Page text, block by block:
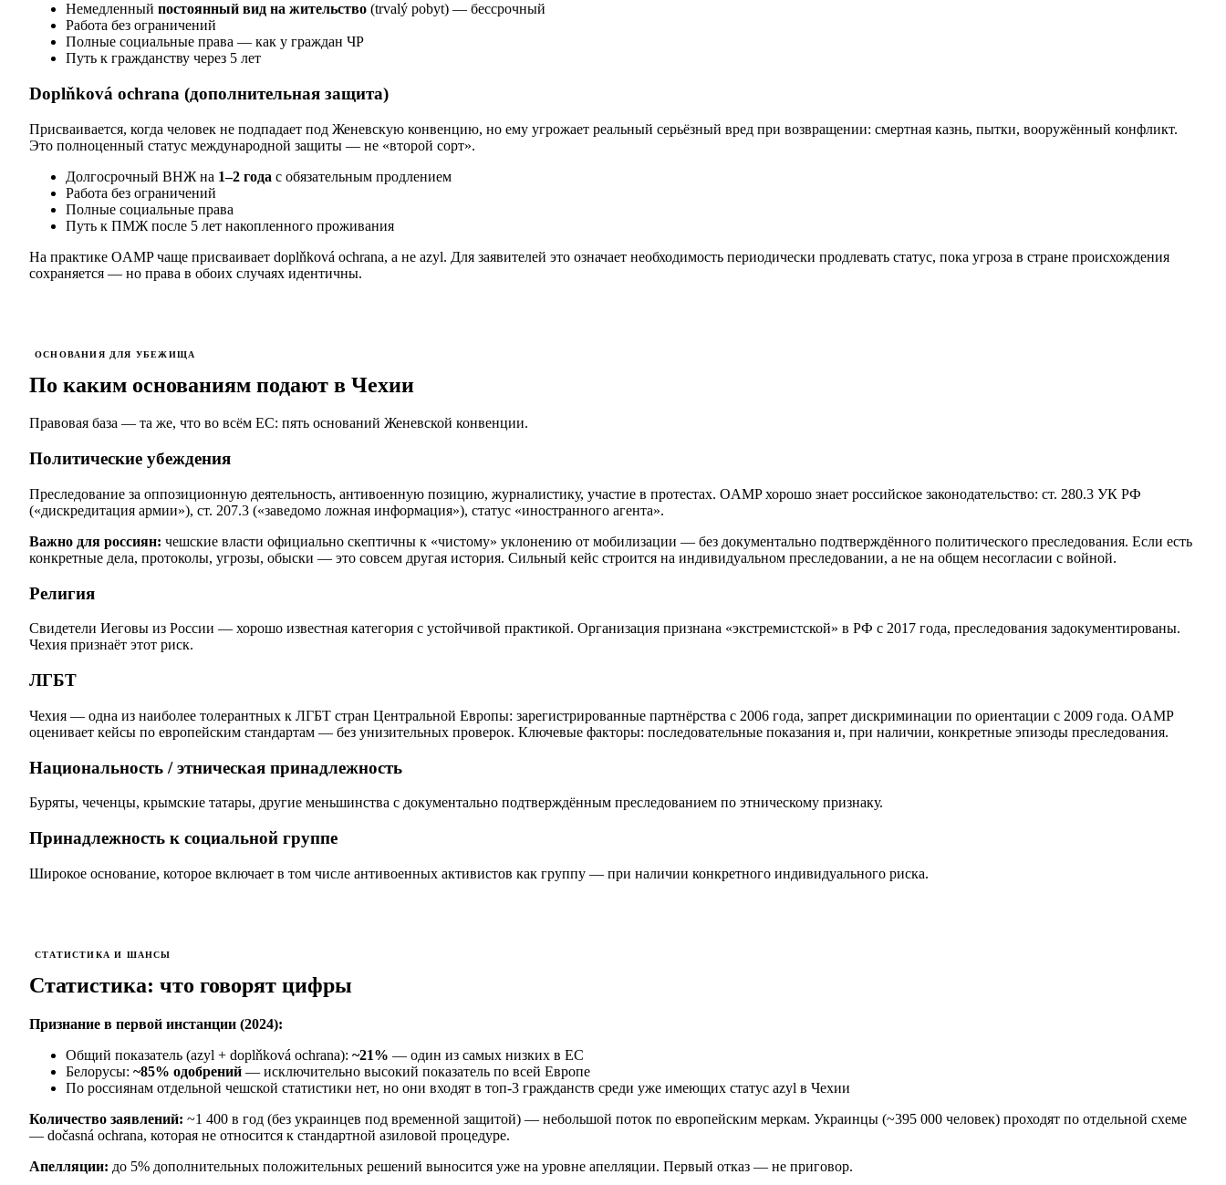
Немедленный постоянный вид на жительство (trvalý pobyt) — бессрочный
Работа без ограничений
Полные социальные права — как у граждан ЧР
Путь к гражданству через 5 лет
Doplňková ochrana (дополнительная защита)
Присваивается, когда человек не подпадает под Женевскую конвенцию, но ему угрожает реальный серьёзный вред при возвращении: смертная казнь, пытки, вооружённый конфликт.
Это полноценный статус международной защиты — не «второй сорт».
Долгосрочный ВНЖ на 1–2 года с обязательным продлением
Работа без ограничений
Полные социальные права
Путь к ПМЖ после 5 лет накопленного проживания
На практике OAMP чаще присваивает doplňková ochrana, а не azyl. Для заявителей это означает необходимость периодически продлевать статус, пока угроза в стране происхождения
сохраняется — но права в обоих случаях идентичны.
ОСНОВАНИЯ ДЛЯ УБЕЖИЩА
По каким основаниям подают в Чехии
Правовая база — та же, что во всём ЕС: пять оснований Женевской конвенции.
Политические убеждения
Преследование за оппозиционную деятельность, антивоенную позицию, журналистику, участие в протестах. OAMP хорошо знает российское законодательство: ст. 280.3 УК РФ
(«дискредитация армии»), ст. 207.3 («заведомо ложная информация»), статус «иностранного агента».
Важно для россиян: чешские власти официально скептичны к «чистому» уклонению от мобилизации — без документально подтверждённого политического преследования. Если есть
конкретные дела, протоколы, угрозы, обыски — это совсем другая история. Сильный кейс строится на индивидуальном преследовании, а не на общем несогласии с войной.
Религия
Свидетели Иеговы из России — хорошо известная категория с устойчивой практикой. Организация признана «экстремистской» в РФ с 2017 года, преследования задокументированы.
Чехия признаёт этот риск.
ЛГБТ
Чехия — одна из наиболее толерантных к ЛГБТ стран Центральной Европы: зарегистрированные партнёрства с 2006 года, запрет дискриминации по ориентации с 2009 года. OAMP
оценивает кейсы по европейским стандартам — без унизительных проверок. Ключевые факторы: последовательные показания и, при наличии, конкретные эпизоды преследования.
Национальность / этническая принадлежность
Буряты, чеченцы, крымские татары, другие меньшинства с документально подтверждённым преследованием по этническому признаку.
Принадлежность к социальной группе
Широкое основание, которое включает в том числе антивоенных активистов как группу — при наличии конкретного индивидуального риска.
СТАТИСТИКА И ШАНСЫ
Статистика: что говорят цифры
Признание в первой инстанции (2024):
Общий показатель (azyl + doplňková ochrana): ~21% — один из самых низких в ЕС
Белорусы: ~85% одобрений — исключительно высокий показатель по всей Европе
По россиянам отдельной чешской статистики нет, но они входят в топ-3 гражданств среди уже имеющих статус azyl в Чехии
Количество заявлений: ~1 400 в год (без украинцев под временной защитой) — небольшой поток по европейским меркам. Украинцы (~395 000 человек) проходят по отдельной схеме
— dočasná ochrana, которая не относится к стандартной азиловой процедуре.
Апелляции: до 5% дополнительных положительных решений выносится уже на уровне апелляции. Первый отказ — не приговор.